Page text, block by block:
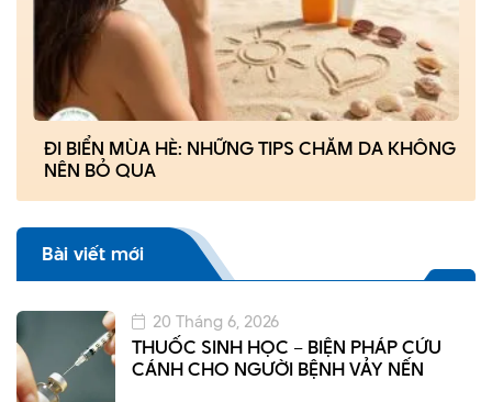
ĐI BIỂN MÙA HÈ: NHỮNG TIPS CHĂM DA KHÔNG
NÊN BỎ QUA
Bài viết mới
THUỐC SINH HỌC – BIỆN PHÁP CỨU
CÁNH CHO NGƯỜI BỆNH VẢY NẾN
20 Tháng 6, 2026